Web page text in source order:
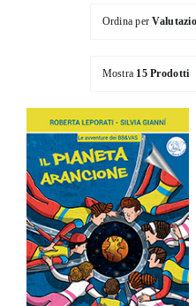
Chi siamo
Le Collane
Catalogo
Ordina per
Mostra 15 Prodotti